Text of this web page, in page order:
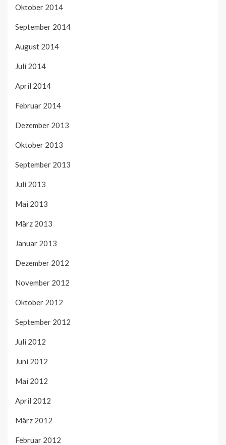
Oktober 2014
September 2014
August 2014
Juli 2014
April 2014
Februar 2014
Dezember 2013
Oktober 2013
September 2013
Juli 2013
Mai 2013
März 2013
Januar 2013
Dezember 2012
November 2012
Oktober 2012
September 2012
Juli 2012
Juni 2012
Mai 2012
April 2012
März 2012
Februar 2012